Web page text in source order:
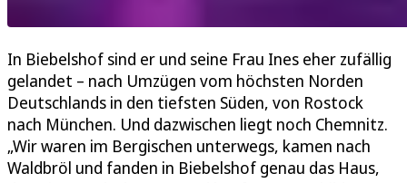
In Biebelshof sind er und seine Frau Ines eher zufällig
gelandet – nach Umzügen vom höchsten Norden
Deutschlands in den tiefsten Süden, von Rostock
nach München. Und dazwischen liegt noch Chemnitz.
„Wir waren im Bergischen unterwegs, kamen nach
Waldbröl und fanden in Biebelshof genau das Haus,